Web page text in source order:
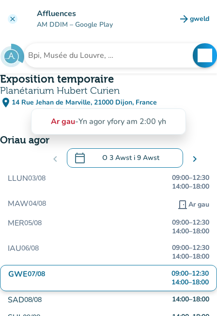
clear Affluences
AM DDIM – Google Play arrow_forward gweld
(tab
Chwilio am sefydliad
Exposition temporaire
Planétarium Hubert Curien
place 14 Rue Jehan de Marville, 21000 Dijon, France
(agor yn Google Maps)
(tab newydd)
Ar gau-Yn agor yfory am 2:00 yh
Oriau agor
chevron_left calendar_today O 3 Awst i 9 Awst
.Agor y calendr i newid dyddiadau chevron_right
LLUN03/08 09:00–12:30
14:00–18:00
MAW04/08 door_front Ar gau
MER05/08 09:00–12:30
14:00–18:00
IAU06/08 09:00–12:30
14:00–18:00
GWE07/08 09:00–12:30
14:00–18:00
SAD08/08 14:00–18:00